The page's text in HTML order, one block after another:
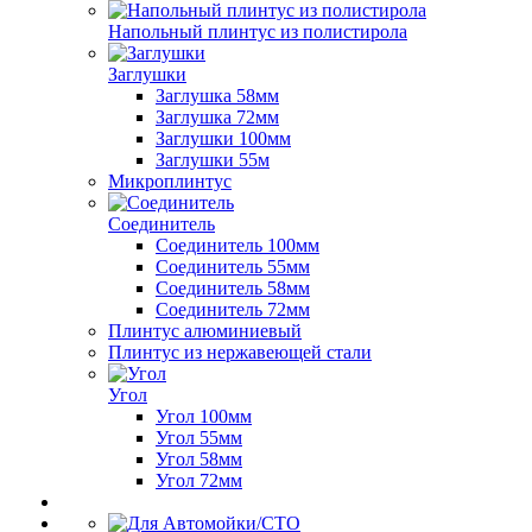
Напольный плинтус из полистирола
Заглушки
Заглушка 58мм
Заглушка 72мм
Заглушки 100мм
Заглушки 55м
Микроплинтус
Соединитель
Соединитель 100мм
Соединитель 55мм
Соединитель 58мм
Соединитель 72мм
Плинтус алюминиевый
Плинтус из нержавеющей стали
Угол
Угол 100мм
Угол 55мм
Угол 58мм
Угол 72мм